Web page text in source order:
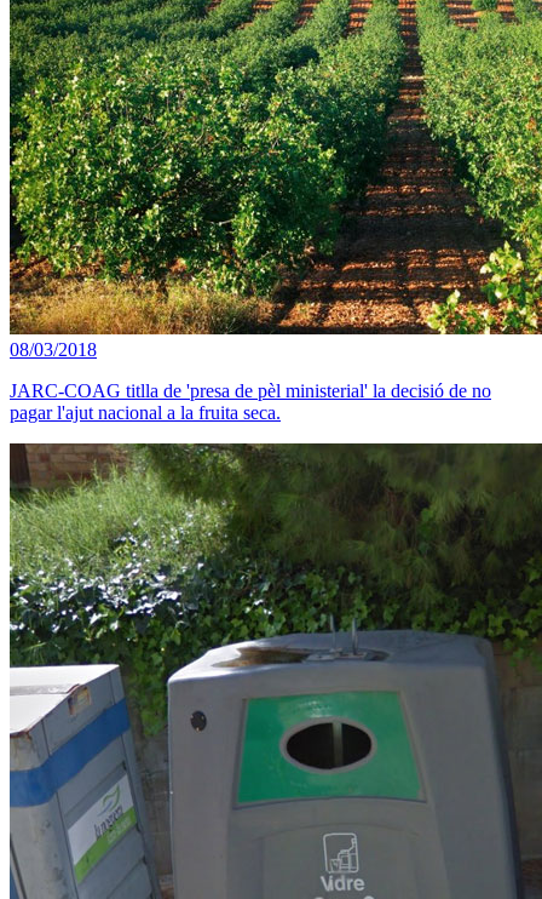
08/03/2018
JARC-COAG titlla de 'presa de pèl ministerial' la decisió de no
pagar l'ajut nacional a la fruita seca.